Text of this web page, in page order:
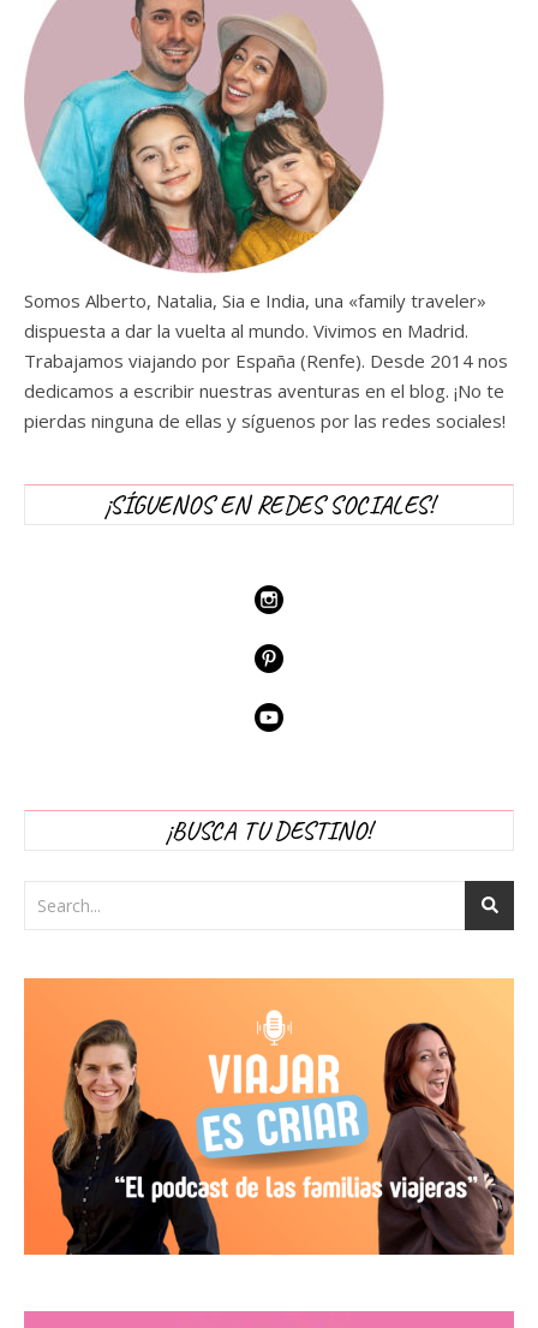
Somos Alberto, Natalia, Sia e India, una «family traveler»
dispuesta a dar la vuelta al mundo. Vivimos en Madrid.
Trabajamos viajando por España (Renfe). Desde 2014 nos
dedicamos a escribir nuestras aventuras en el blog. ¡No te
pierdas ninguna de ellas y síguenos por las redes sociales!
¡SÍGUENOS EN REDES SOCIALES!
¡BUSCA TU DESTINO!